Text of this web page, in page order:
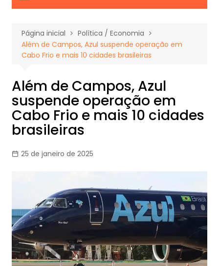
Página inicial
Política / Economia
Além de Campos, Azul suspende operação em
Cabo Frio e mais 10 cidades brasileiras
Além de Campos, Azul
suspende operação em
Cabo Frio e mais 10 cidades
brasileiras
25 de janeiro de 2025